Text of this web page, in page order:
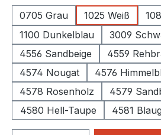
0705 Grau
1025 Weiß
1100 Dunkelblau
3009
4556 Sandbeige
4559
4574 Nougat
4576
4578 Rosenholz
4579
4580 Hell-Taupe
4581